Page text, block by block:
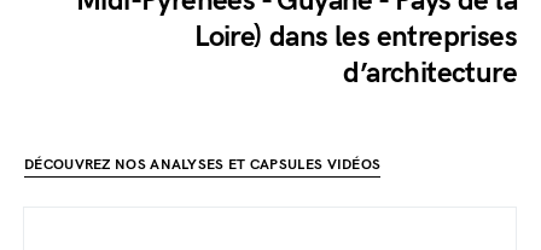
Loire) dans les entreprises
d’architecture
DÉCOUVREZ NOS ANALYSES ET CAPSULES VIDÉOS